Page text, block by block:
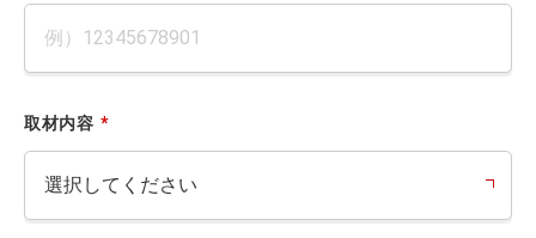
取材内容 *